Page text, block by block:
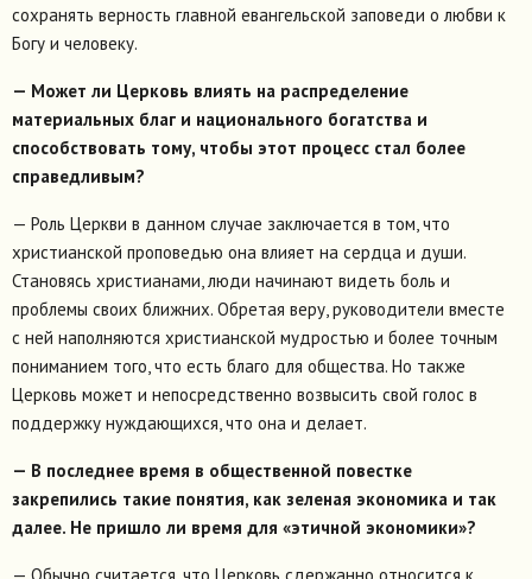
сохранять верность главной евангельской заповеди о любви к
Богу и человеку.
— Может ли Церковь влиять на распределение
материальных благ и национального богатства и
способствовать тому, чтобы этот процесс стал более
справедливым?
— Роль Церкви в данном случае заключается в том, что
христианской проповедью она влияет на сердца и души.
Становясь христианами, люди начинают видеть боль и
проблемы своих ближних. Обретая веру, руководители вместе
с ней наполняются христианской мудростью и более точным
пониманием того, что есть благо для общества. Но также
Церковь может и непосредственно возвысить свой голос в
поддержку нуждающихся, что она и делает.
— В последнее время в общественной повестке
закрепились такие понятия, как зеленая экономика и так
далее. Не пришло ли время для «этичной экономики»?